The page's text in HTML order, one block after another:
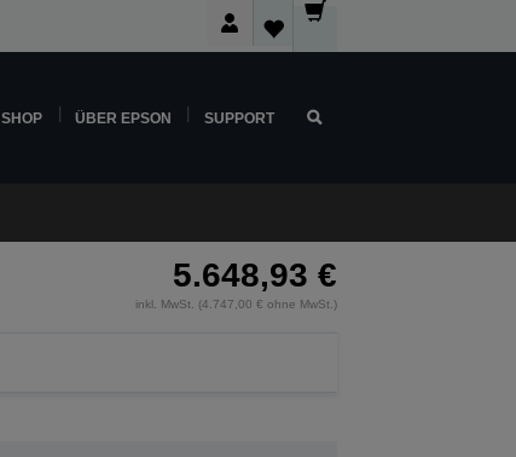
SHOP ÜBER EPSON SUPPORT
5.648,93 €
inkl. MwSt. (4.747,00 € ohne MwSt.)